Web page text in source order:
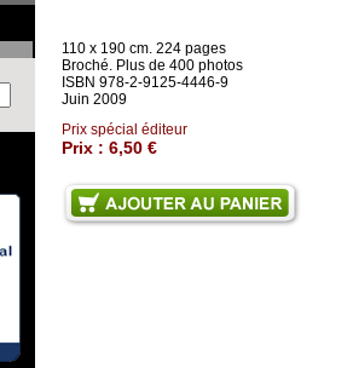
110 x 190 cm. 224 pages
Broché. Plus de 400 photos
ISBN 978-2-9125-4446-9
Juin 2009
Prix spécial éditeur
Prix : 6,50 €